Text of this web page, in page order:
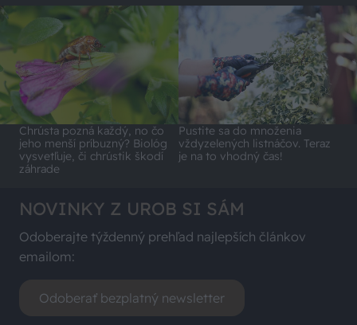
Chrústa pozná každý, no čo
jeho menší príbuzný? Biológ
vysvetľuje, či chrústik škodí
záhrade
Pustite sa do množenia
vždyzelených listnáčov. Teraz
je na to vhodný čas!
NOVINKY Z UROB SI SÁM
Odoberajte týždenný prehľad najlepších článkov
emailom:
Odoberať bezplatný newsletter